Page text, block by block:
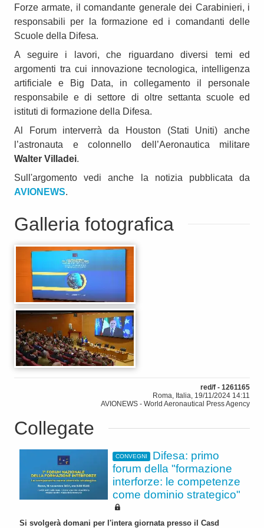
Forze armate, il comandante generale dei Carabinieri, i
responsabili per la formazione ed i comandanti delle
Scuole della Difesa.
A seguire i lavori, che riguardano diversi temi ed
argomenti tra cui innovazione tecnologica, intelligenza
artificiale e Big Data, in collegamento il personale
responsabile e di settore di oltre settanta scuole ed
istituti di formazione della Difesa.
Al Forum interverrà da Houston (Stati Uniti) anche
l’astronauta e colonnello dell’Aeronautica militare
Walter Villadei.
Sull'argomento vedi anche la notizia pubblicata da
AVIONEWS.
Galleria fotografica
red/f - 1261165
Roma, Italia, 19/11/2024 14:11
AVIONEWS - World Aeronautical Press Agency
Collegate
CONVEGNI
Difesa: primo
forum della "formazione
interforze: le competenze
come dominio strategico"
Si svolgerà domani per l'intera giornata presso il Casd